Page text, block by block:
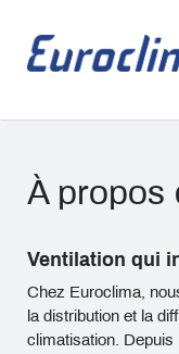
À propos
Ventilation qui
Chez Euroclima,
la distribution et la
climatisation.